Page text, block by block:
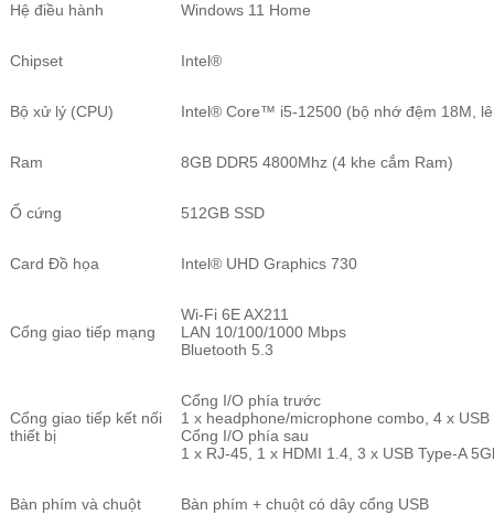
Hệ điều hành Windows 11 Home
Chipset Intel®
Bộ xử lý (CPU) Intel® Core™ i5-12500 (bộ nhớ đệm 18M,
Ram 8GB DDR5 4800Mhz (4 khe cắm Ram)
Ổ cứng 512GB SSD
Card Đồ họa Intel® UHD Graphics 730
Cổng giao tiếp mạng
Wi-Fi 6E AX211
LAN 10/100/1000 Mbps
Bluetooth 5.3
Cổng giao tiếp kết nối
thiết bị
Cổng I/O phía trước
1 x headphone/microphone combo, 4 x
Cổng I/O phía sau
1 x RJ-45, 1 x HDMI 1.4, 3 x USB Type-A
Bàn phím và chuột Bàn phím + chuột có dây cổng USB